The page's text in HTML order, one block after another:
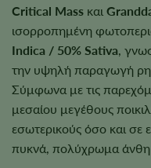
Critical Mass και
ισορροπημένη
Indica / 50% Sativa,
την υψηλή παραγωγή
Σύμφωνα με τις
μεσαίου μεγέθους
εσωτερικούς όσο και σε
πυκνά, πολύχρωμα άνθη